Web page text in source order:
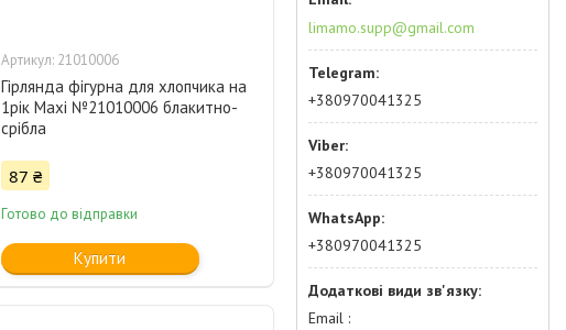
21010006
Гірлянда фігурна для хлопчика на
1рік Maxi №21010006 блакитно-
срібла
87 ₴
Готово до відправки
Купити
limamo.supp@gmail.com
+380970041325
+380970041325
+380970041325
Email